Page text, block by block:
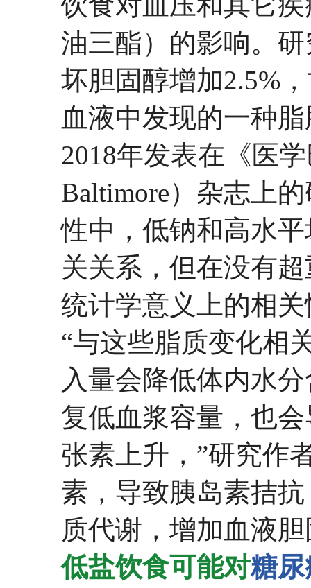
油三酯）的影响。
坏胆固醇增加2.5%
血液中发现的一种
2018年发表在《医
Baltimore）杂志上
性中，低钠和高水
关关系，但在没有
统计学意义上的相
“与这些脂质变化相
入量会降低体内水
复低血浆容量，也
张素上升，”研究作
素，导致胰岛素拮
质代谢，增加血液
低盐饮食可能对糖尿